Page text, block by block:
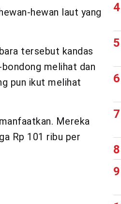
hewan laut yang
tersebut kandas
melihat dan
pun ikut melihat
Mereka
Rp 101 ribu per